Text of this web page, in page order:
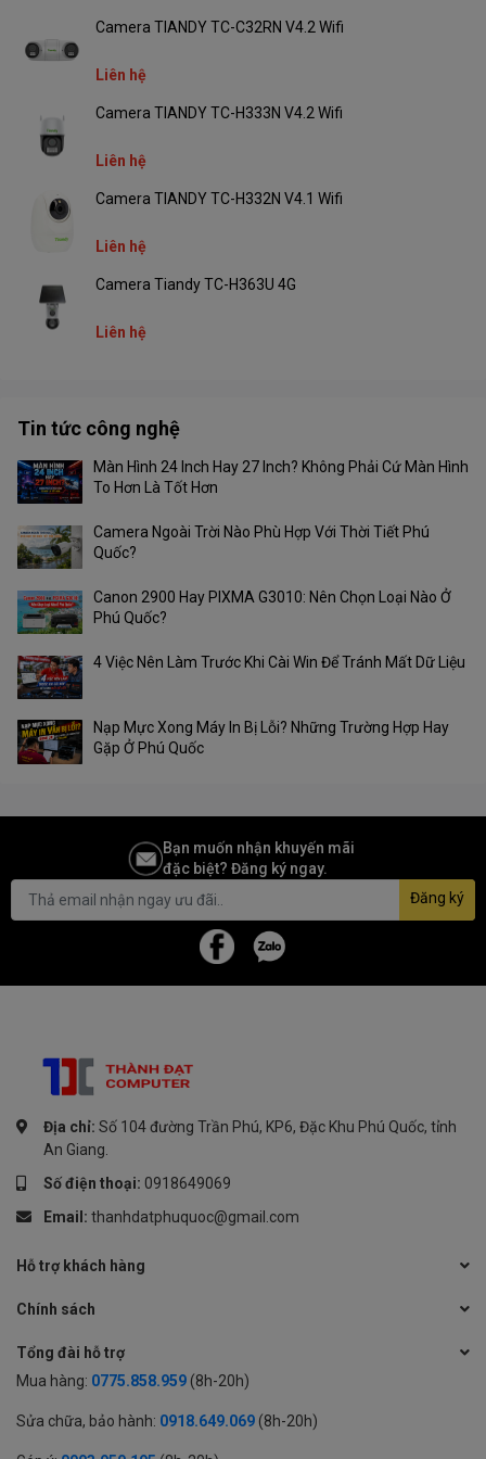
Nguồn điện 12V DC
Trọng lượng 730g
Camera TIANDY TC-C32RN V4.2 Wifi
Liên hệ
Camera TIANDY TC-H333N V4.2 Wifi
Liên hệ
Camera TIANDY TC-H332N V4.1 Wifi
Liên hệ
Camera Tiandy TC-H363U 4G
Liên hệ
Tin tức công nghệ
Màn Hình 24 Inch Hay 27 Inch? Không Phải Cứ Màn Hình
To Hơn Là Tốt Hơn
Camera Ngoài Trời Nào Phù Hợp Với Thời Tiết Phú
Quốc?
Canon 2900 Hay PIXMA G3010: Nên Chọn Loại Nào Ở
Phú Quốc?
4 Việc Nên Làm Trước Khi Cài Win Để Tránh Mất Dữ Liệu
Nạp Mực Xong Máy In Bị Lỗi? Những Trường Hợp Hay
Gặp Ở Phú Quốc
Bạn muốn nhận khuyến mãi
đặc biệt? Đăng ký ngay.
Đăng ký
Địa chỉ: Số 104 đường Trần Phú, KP6, Đặc Khu Phú Quốc, tỉnh
An Giang.
Số điện thoại: 0918649069
Email: thanhdatphuquoc@gmail.com
Hỗ trợ khách hàng
Chính sách
Tổng đài hỗ trợ
Mua hàng: 0775.858.959 (8h-20h)
Sửa chữa, bảo hành: 0918.649.069 (8h-20h)